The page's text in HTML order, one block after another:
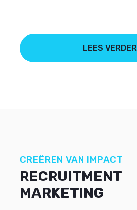
LEES VERDER
CREËREN VAN IMPACT
RECRUITMENT
MARKETING